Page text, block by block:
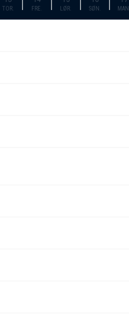
TOR. FRE. LØR. SØN. MAN.